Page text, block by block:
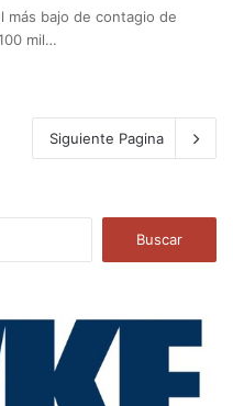
más bajo de contagio de
mil…
Siguiente Pagina
a